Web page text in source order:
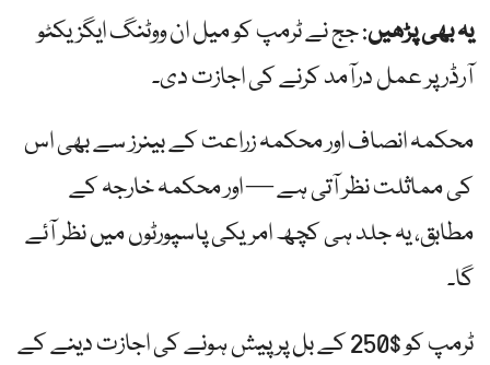
یہ بھی پڑھیں: جج نے ٹرمپ کو میل ان ووٹنگ ایگزیکٹو
آرڈر پر عمل درآمد کرنے کی اجازت دی۔
محکمہ انصاف اور محکمہ زراعت کے بینرز سے بھی اس
کی مماثلت نظر آتی ہے — اور محکمہ خارجہ کے
مطابق، یہ جلد ہی کچھ امریکی پاسپورٹوں میں نظر آئے
گا۔
ٹرمپ کو $250 کے بل پر پیش ہونے کی اجازت دینے کے